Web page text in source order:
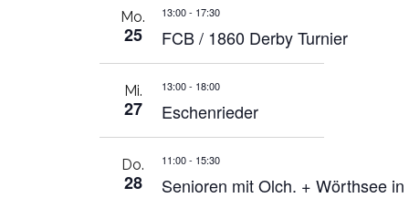
Mo.
25
13:00- 17:30
FCB / 1860 Derby Turnier
Mi.
27
13:00- 18:00
Eschenrieder
Do.
28
11:00- 15:30
Senioren mit Olch. + Wörthsee in